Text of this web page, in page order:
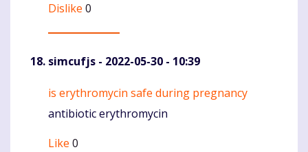
Dislike 0
simcufjs - 2022-05-30 - 10:39
Komentaras
is erythromycin safe during pregnancy
antibiotic erythromycin
Like 0